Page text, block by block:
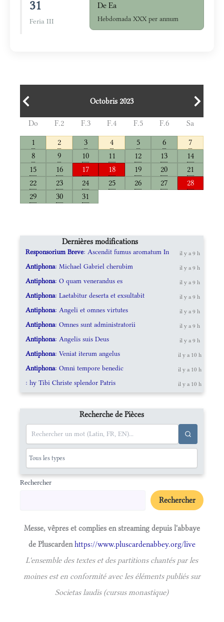
31
Feria III
De Ea
Hebdomada XXX per annum
Octobris 2023
Do F.2 F.3 F.4 F.5 F.6
Sa
1
2 3 4 5 6
7
8
9 10 11 12 13
14
15
16 17 18 19 20
21
22
23 24 25 26 27
28
29
30 31
Dernières modifications
Responsorium Breve: Ascendit fumus aromatum In il y a 9 h
Antiphona: Michael Gabriel cherubim il y a 9 h
Antiphona: O quam venerandus es il y a 9 h
Antiphona: Laetabitur deserta et exsultabit il y a 9 h
Antiphona: Angeli et omnes virtutes il y a 9 h
Antiphona: Omnes sunt administratorii il y a 9 h
Antiphona: Angelis suis Deus il y a 9 h
Antiphona: Veniat iterum angelus il y a 10 h
Antiphona: Omni tempore benedic il y a 10 h
: hy Tibi Christe splendor Patris il y a 10 h
Recherche de Pièces
Rechercher
Rechercher
Messe, vêpres et complies en streaming depuis l'abbaye
de Pluscardenhttps://www.pluscardenabbey.org/live
L'ensemble des textes et des partitions chantés par les
moines est en conformité avec les éléments publiés sur
Societas laudis (cursus monastique)